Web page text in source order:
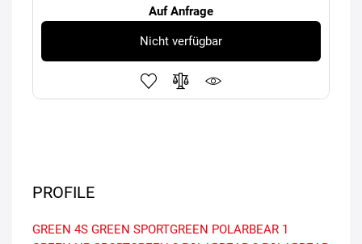
Auf Anfrage
Nicht verfügbar
PROFILE
GREEN 4S GREEN SPORTGREEN POLARBEAR 1